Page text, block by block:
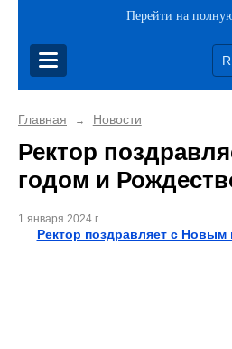
Перейти на
Главная → Новости
Ректор
годом и
1 января 2024 г.
Ректор поздравляет с